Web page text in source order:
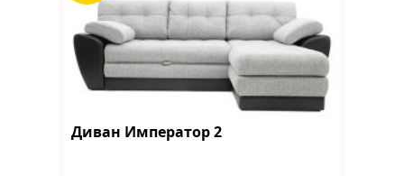
Диван Император 2